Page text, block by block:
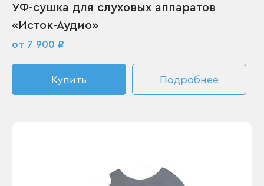
УФ-сушка для слуховых аппаратов
«Исток-Аудио»
от 7 900 ₽
Купить Подробнее